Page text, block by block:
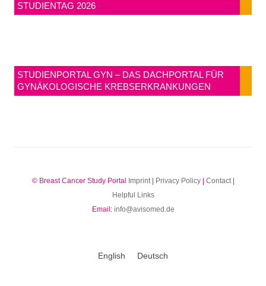
STUDIENTAG 2026
STUDIENPORTAL GYN – DAS DACHPORTAL FÜR
GYNÄKOLOGISCHE KREBSERKRANKUNGEN
© Breast Cancer Study Portal Imprint| Privacy Policy| Contact|
Helpful Links
Email: info@avisomed.de
English Deutsch